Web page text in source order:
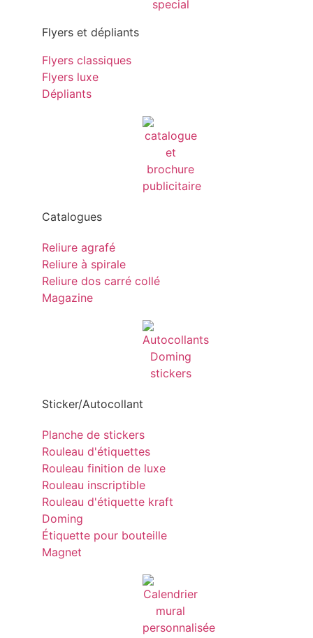
Flyers et dépliants
Flyers classiques
Flyers luxe
Dépliants
Catalogues
Reliure agrafé
Reliure à spirale
Reliure dos carré collé
Magazine
Sticker/Autocollant
Planche de stickers
Rouleau d'étiquettes
Rouleau finition de luxe
Rouleau inscriptible
Rouleau d'étiquette kraft
Doming
Étiquette pour bouteille
Magnet